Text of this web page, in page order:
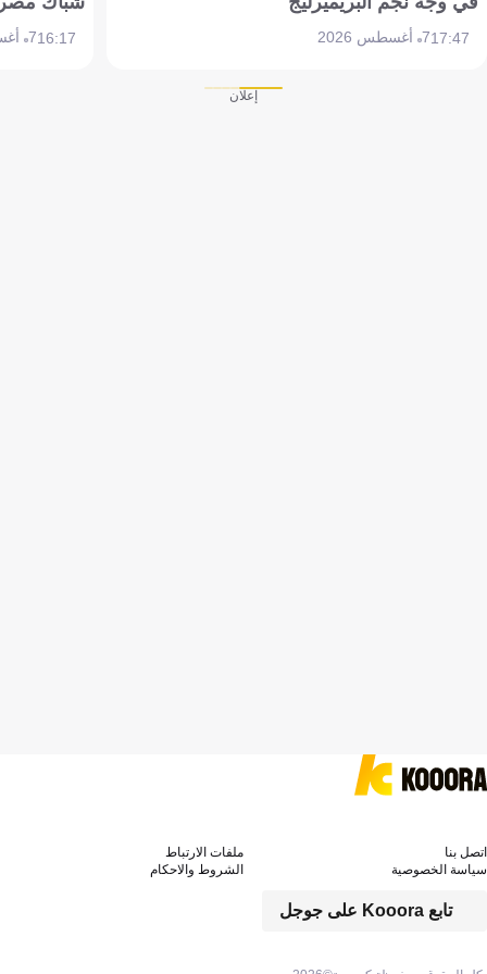
17:477 أغسطس 2026 16:177 أغسطس 2026
إعلان
تابع Kooora على جوجل
اتصل بنا
ملفات الارتباط
سياسة الخصوصية
الشروط والاحكام